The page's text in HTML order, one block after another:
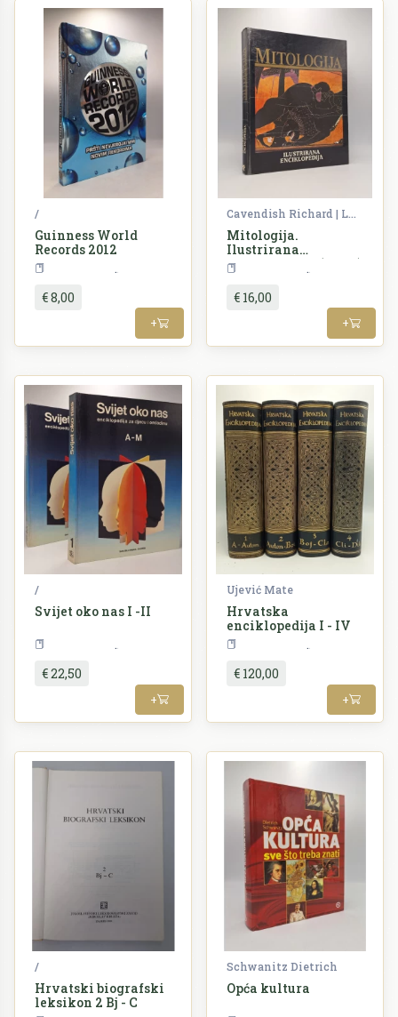
/
Guinness World
Records 2012
€ 8,00
+
Cavendish Richard | Ling Trevor O.
Mitologija.
Ilustrirana
enciklopedija (3.izd.)
€ 16,00
+
/
Svijet oko nas I -II
€ 22,50
+
Ujević Mate
Hrvatska
enciklopedija I - IV
€ 120,00
+
/
Hrvatski biografski
leksikon 2 Bj - C
Schwanitz Dietrich
Opća kultura